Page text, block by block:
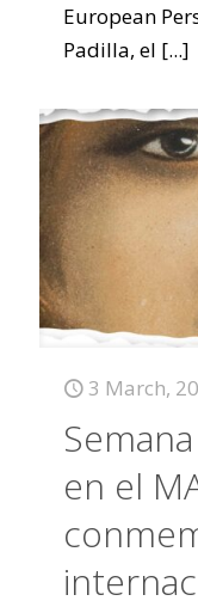
European
Padilla, el [...]
3 March,
en el